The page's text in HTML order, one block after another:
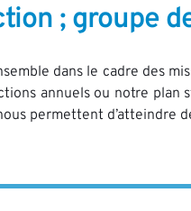
; groupe
dans le cadre des
annuels ou notre
permettent d’atteindre